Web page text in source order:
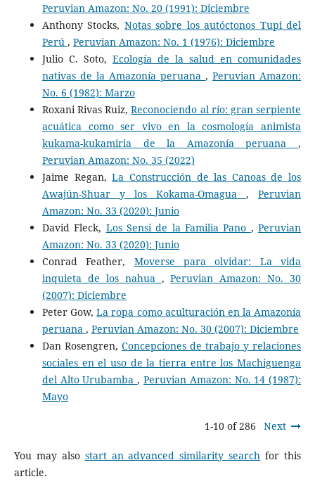
Peruvian Amazon: No. 20 (1991): Diciembre
Anthony Stocks, Notas sobre los autóctonos Tupi del
Perú , Peruvian Amazon: No. 1 (1976): Diciembre
Julio C. Soto, Ecología de la salud en comunidades
nativas de la Amazonía peruana,Peruvian Amazon:
No. 6 (1982): Marzo
Roxani Rivas Ruiz,Reconociendo al río: gran serpiente
acuática como ser vivo en la cosmología animista
kukama-kukamiria de la Amazonía peruana,
Peruvian Amazon: No. 35 (2022)
Jaime Regan,La Construcción de las Canoas de los
Awajún-Shuar y los Kokama-Omagua,Peruvian
Amazon: No. 33 (2020): Junio
David Fleck, Los Sensi de la Familia Pano ,Peruvian
Amazon: No. 33 (2020): Junio
Conrad Feather, Moverse para olvidar: La vida
inquieta de los nahua ,Peruvian Amazon: No. 30
(2007): Diciembre
Peter Gow,La ropa como aculturación en la Amazonía
peruana , Peruvian Amazon: No. 30 (2007): Diciembre
Dan Rosengren, Concepciones de trabajo y relaciones
sociales en el uso de la tierra entre los Machiguenga
del Alto Urubamba,Peruvian Amazon: No. 14 (1987):
Mayo
1-10 of 286 Next
You may also start an advanced similarity search for this
article.